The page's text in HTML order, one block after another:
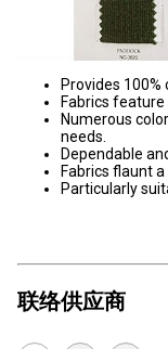
Provides
Fabrics
Numerous
needs.
Dependable
Fabrics flaunt
Particularly
联络供应商